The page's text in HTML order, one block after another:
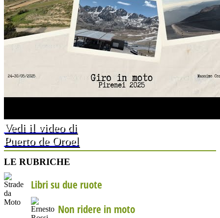
Vedi il video di
Puerto de Oroel
LE RUBRICHE
Libri su due ruote
Non ridere in moto